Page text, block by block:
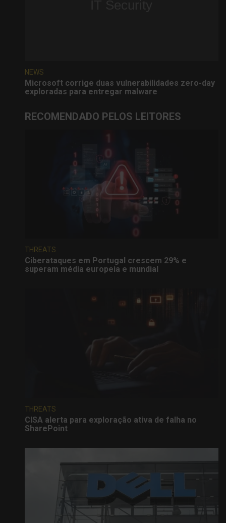
NEWS
Microsoft corrige duas vulnerabilidades zero-day
exploradas para entregar malware
RECOMENDADO PELOS LEITORES
THREATS
Ciberataques em Portugal crescem 29% e
superam média europeia e mundial
THREATS
CISA alerta para exploração ativa de falha no
SharePoint